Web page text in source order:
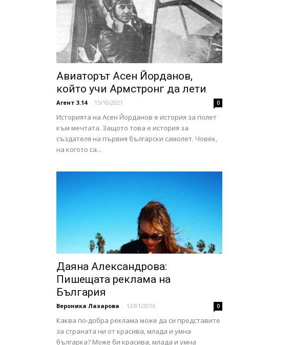
Авиаторът Асен Йорданов,
който учи Армстронг да лети
Агент 3.14 - 15/10/2021 0
Историята на Асен Йорданов е история за полет
към мечтата. Защото това е история за
създателя на първия български самолет. Човек,
на когото са...
Даяна Александрова:
Пишещата реклама на
България
Вероника Лазарова - 12/01/2016 0
Каква по-добра реклама може да си представите
за страната ни от красива, млада и умна
българка? Може би красива, млада и умна